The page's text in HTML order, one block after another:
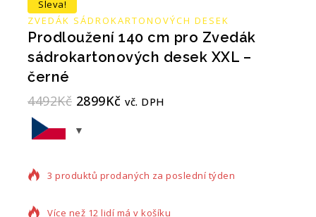
Sleva!
ZVEDÁK SÁDROKARTONOVÝCH DESEK
Prodloužení 140 cm pro Zvedák
sádrokartonových desek XXL –
černé
4492Kč 2899Kč vč. DPH
3 produktů prodaných za poslední týden
Více než 12 lidí má v košíku